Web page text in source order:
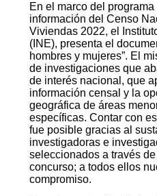
En el marco del
información del Censo
Viviendas 2022, el
(INE), presenta el
hombres y mujeres”. El
de investigaciones que
de interés nacional, que
información censal y la
geográfica de áreas
específicas. Contar con
fue posible gracias al
investigadoras e
seleccionados a través
concurso; a todos ellos
compromiso.